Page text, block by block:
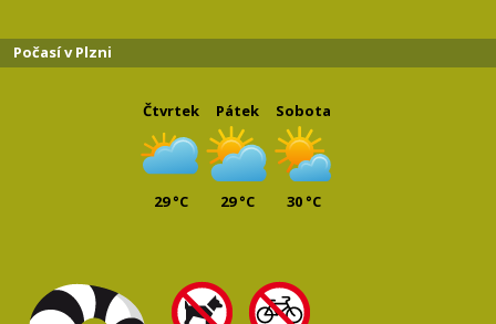
Počasí v Plzni
Čtvrtek
29 °C
Pátek
29 °C
Sobota
30 °C